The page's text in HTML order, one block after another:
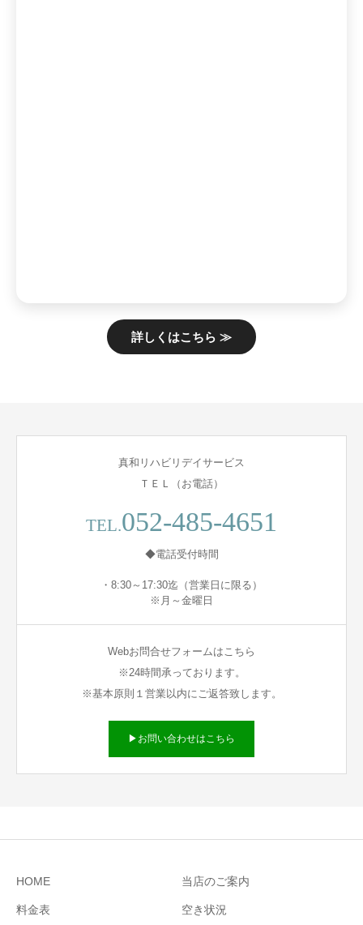
詳しくはこちら ≫
真和リハビリデイサービス
ＴＥＬ（お電話）
TEL.052-485-4651
◆電話受付時間
・8:30～17:30迄（営業日に限る）
※月～金曜日
Webお問合せフォームはこちら
※24時間承っております。
※基本原則１営業以内にご返答致します。
▶お問い合わせはこちら
HOME 当店のご案内
料金表 空き状況